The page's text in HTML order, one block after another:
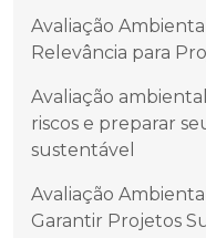
Avaliação
Relevância para
Avaliação
riscos e preparar
sustentável
Avaliação
Garantir Projetos